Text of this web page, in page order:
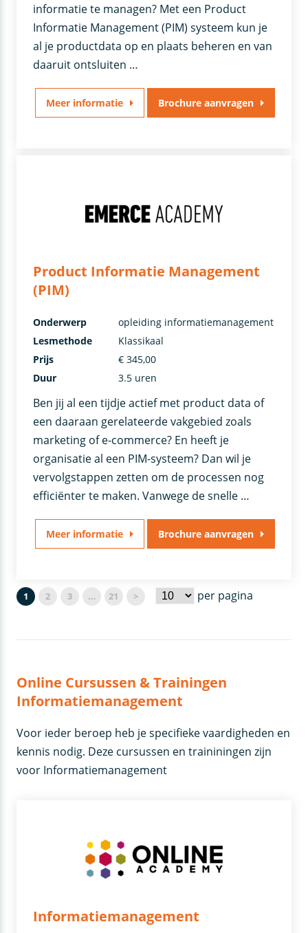
informatie te managen? Met een Product
Informatie Management (PIM) systeem kun je
al je productdata op en plaats beheren en van
daaruit ontsluiten …
Meer informatie Brochure aanvragen
Product Informatie Management
(PIM)
Ben jij al een tijdje actief met product data of
een daaraan gerelateerde vakgebied zoals
marketing of e-commerce? En heeft je
organisatie al een PIM-systeem? Dan wil je
vervolgstappen zetten om de processen nog
efficiënter te maken. Vanwege de snelle …
Onderwerp
opleiding informatiemanagement
Lesmethode
Klassikaal
Prijs
€ 345,00
Duur
3.5 uren
Meer informatie Brochure aanvragen
1 2 3 … 21 > per pagina
Online Cursussen & Trainingen
Informatiemanagement
Voor ieder beroep heb je specifieke vaardigheden en
kennis nodig. Deze cursussen en traininingen zijn
voor Informatiemanagement
Informatiemanagement